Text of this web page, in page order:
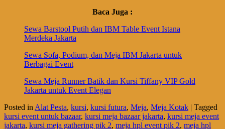
Baca Juga :
Sewa Barstool Putih dan IBM Table Event Istana
Merdeka Jakarta
Sewa Sofa, Podium, dan Meja IBM Jakarta untuk
Berbagai Event
Sewa Meja Runner Batik dan Kursi Tiffany VIP Gold
Jakarta untuk Event Elegan
Posted in Alat Pesta, kursi, kursi futura, Meja, Meja Kotak | Tagged
kursi event untuk bazaar, kursi meja bazaar jakarta, kursi meja event
jakarta, kursi meja gathering pik 2, meja hpl event pik 2, meja hpl